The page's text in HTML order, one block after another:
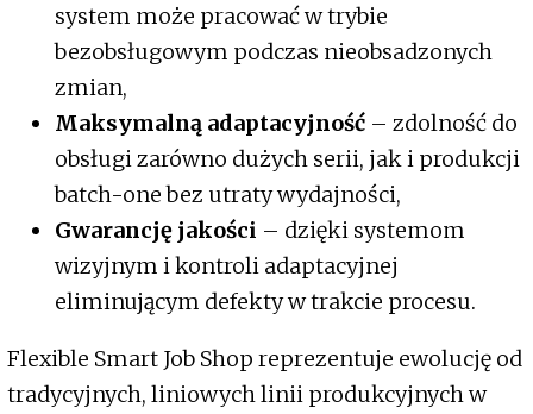
system może pracować w trybie
bezobsługowym podczas nieobsadzonych
zmian,
Maksymalną adaptacyjność – zdolność do
obsługi zarówno dużych serii, jak i produkcji
batch-one bez utraty wydajności,
Gwarancję jakości – dzięki systemom
wizyjnym i kontroli adaptacyjnej
eliminującym defekty w trakcie procesu.
Flexible Smart Job Shop reprezentuje ewolucję od
tradycyjnych, liniowych linii produkcyjnych w